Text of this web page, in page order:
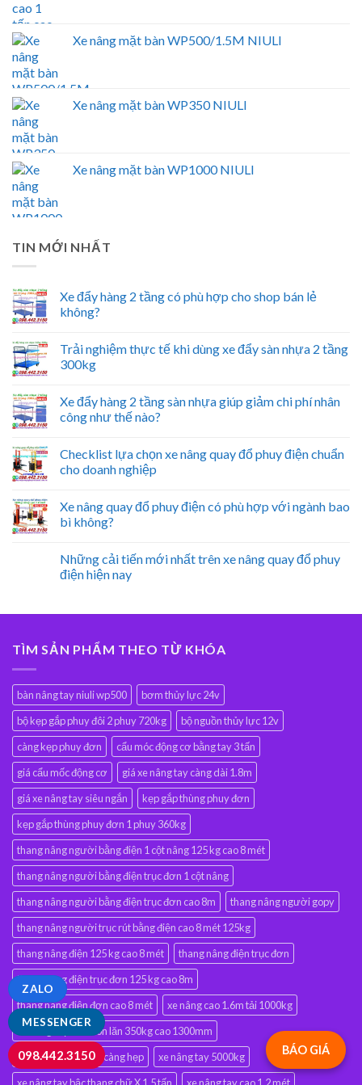
Xe nâng mặt bàn WP500/1.5M NIULI
Xe nâng mặt bàn WP350 NIULI
Xe nâng mặt bàn WP1000 NIULI
TIN MỚI NHẤT
Xe đẩy hàng 2 tầng có phù hợp cho shop bán lẻ
không?
Trải nghiệm thực tế khi dùng xe đẩy sàn nhựa 2 tầng
300kg
Xe đẩy hàng 2 tầng sàn nhựa giúp giảm chi phí nhân
công như thế nào?
Checklist lựa chọn xe nâng quay đổ phuy điện chuẩn
cho doanh nghiệp
Xe nâng quay đổ phuy điện có phù hợp với ngành bao
bì không?
Những cải tiến mới nhất trên xe nâng quay đổ phuy
điện hiện nay
TÌM SẢN PHẨM THEO TỪ KHÓA
bàn nâng tay niuli wp500
bơm thủy lực 24v
bộ kẹp gắp phuy đôi 2 phuy 720kg
bộ nguồn thủy lực 12v
càng kẹp phuy đơn
cẩu móc động cơ bằng tay 3 tấn
giá cẩu mốc động cơ
giá xe nâng tay càng dài 1.8m
giá xe nâng tay siêu ngắn
kẹp gắp thùng phuy đơn
kẹp gắp thùng phuy đơn 1 phuy 360kg
thang nâng người bằng điện 1 cột nâng 125 kg cao 8 mét
thang nâng người bằng điện trục đơn 1 cột nâng
thang nâng người bằng điện trục đơn cao 8m
thang nâng người gopy
thang nâng người trục rút bằng điện cao 8 mét 125kg
thang nâng điện 125 kg cao 8 mét
thang nâng điện trục đơn
thang nâng điện trục đơn 125 kg cao 8m
thang nâng điện đơn cao 8 mét
xe nâng cao 1.6m tải 1000kg
xe nâng mặt bàn con lăn 350kg cao 1300mm
xe nâng pallet 3 tấn càng hẹp
xe nâng tay 5000kg
BÁO GIÁ
MESSENGER
ZALO
098.442.3150